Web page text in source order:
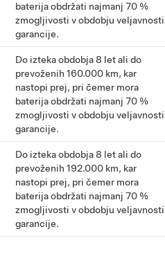
baterija obdržati najmanj 70 %
zmogljivosti v obdobju veljavnosti
garancije.
Do izteka obdobja 8 let ali do
prevoženih 160.000 km, kar
nastopi prej, pri čemer mora
baterija obdržati najmanj 70 %
zmogljivosti v obdobju veljavnosti
garancije.
Do izteka obdobja 8 let ali do
prevoženih 192.000 km, kar
nastopi prej, pri čemer mora
baterija obdržati najmanj 70 %
zmogljivosti v obdobju veljavnosti
garancije.